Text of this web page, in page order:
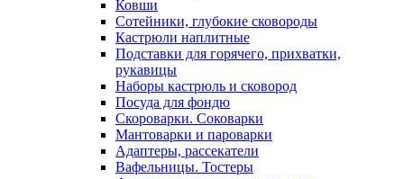
Ковши
Сотейники, глубокие сковороды
Кастрюли наплитные
Подставки для горячего, прихватки,
рукавицы
Наборы кастрюль и сковород
Посуда для фондю
Скороварки. Соковарки
Мантоварки и пароварки
Адаптеры, рассекатели
Вафельницы. Тостеры